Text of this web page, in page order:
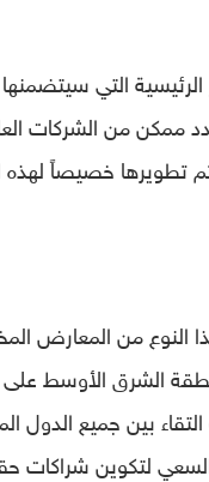
الرئيسية التي
ممكن من الشركات
خصيصاً لهذه
النوع من المعارض
الشرق الأوسط على
بين جميع الدول
لتكوين شراكات